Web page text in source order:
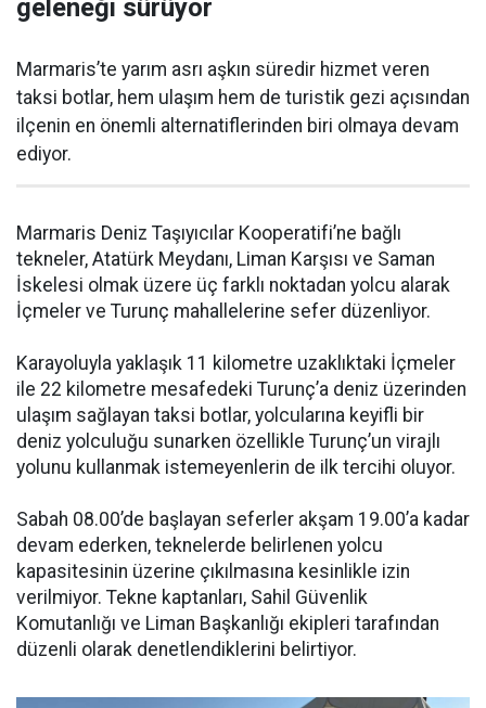
geleneği sürüyor
Marmaris’te yarım asrı aşkın süredir hizmet veren
taksi botlar, hem ulaşım hem de turistik gezi açısından
ilçenin en önemli alternatiflerinden biri olmaya devam
ediyor.
Marmaris Deniz Taşıyıcılar Kooperatifi’ne bağlı
tekneler, Atatürk Meydanı, Liman Karşısı ve Saman
İskelesi olmak üzere üç farklı noktadan yolcu alarak
İçmeler ve Turunç mahallelerine sefer düzenliyor.
Karayoluyla yaklaşık 11 kilometre uzaklıktaki İçmeler
ile 22 kilometre mesafedeki Turunç’a deniz üzerinden
ulaşım sağlayan taksi botlar, yolcularına keyifli bir
deniz yolculuğu sunarken özellikle Turunç’un virajlı
yolunu kullanmak istemeyenlerin de ilk tercihi oluyor.
Sabah 08.00’de başlayan seferler akşam 19.00’a kadar
devam ederken, teknelerde belirlenen yolcu
kapasitesinin üzerine çıkılmasına kesinlikle izin
verilmiyor. Tekne kaptanları, Sahil Güvenlik
Komutanlığı ve Liman Başkanlığı ekipleri tarafından
düzenli olarak denetlendiklerini belirtiyor.